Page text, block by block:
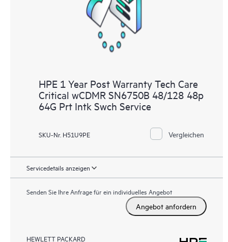
HPE 1 Year Post Warranty Tech Care
Critical wCDMR SN6750B 48/128 48p
64G Prt Intk Swch Service
SKU-Nr. H51U9PE Vergleichen
Servicedetails anzeigen
Senden Sie Ihre Anfrage für ein individuelles Angebot
Angebot anfordern
HEWLETT PACKARD